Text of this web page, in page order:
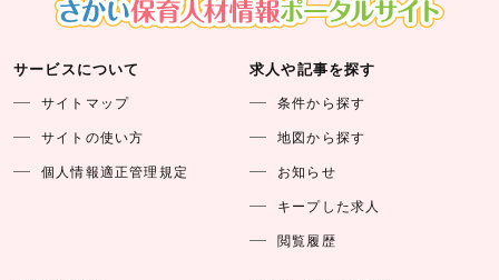
サービスについて
サイトマップ
サイトの使い方
個人情報適正管理規定
求人や記事を探す
条件から探す
地図から探す
お知らせ
キープした求人
閲覧履歴